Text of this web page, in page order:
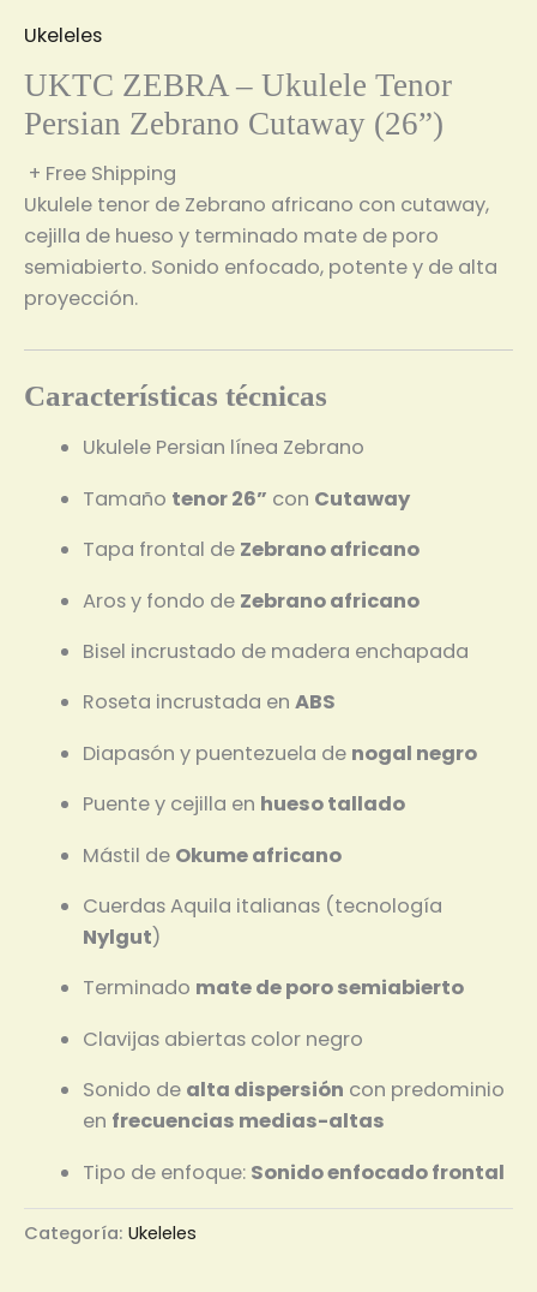
Ukeleles
UKTC ZEBRA – Ukulele Tenor
Persian Zebrano Cutaway (26”)
+ Free Shipping
Ukulele tenor de Zebrano africano con cutaway,
cejilla de hueso y terminado mate de poro
semiabierto. Sonido enfocado, potente y de alta
proyección.
Características técnicas
Ukulele Persian línea Zebrano
Tamaño tenor 26” con Cutaway
Tapa frontal de Zebrano africano
Aros y fondo de Zebrano africano
Bisel incrustado de madera enchapada
Roseta incrustada enABS
Diapasón y puentezuela de nogal negro
Puente y cejilla en hueso tallado
Mástil de Okume africano
Cuerdas Aquila italianas (tecnología
Nylgut)
Terminado mate de poro semiabierto
Clavijas abiertas color negro
Sonido de alta dispersión con predominio
en frecuencias medias-altas
Tipo de enfoque: Sonido enfocado frontal
Categoría: Ukeleles